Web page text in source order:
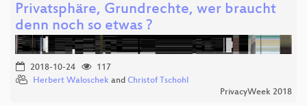
Privatsphäre, Grundrechte, wer braucht
denn noch so etwas ?
2018-10-24
117
Herbert Waloschek and Christof Tschohl
PrivacyWeek 2018